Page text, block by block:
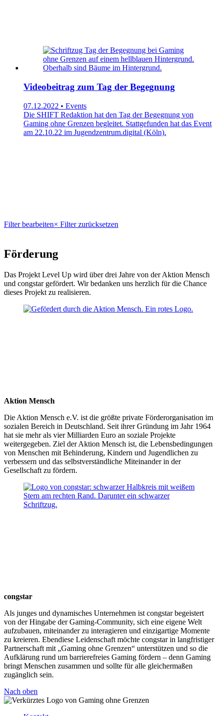
Videobeitrag zum Tag der Begegnung
07.12.2022 • Events
Die SHIFT Redaktion hat den Tag der Begegnung von
Gaming ohne Grenzen begleitet. Stattgefunden hat das Event
am 22.10.22 im Jugendzentrum.digital (Köln).
Filter bearbeiten× Filter zurücksetzen
Förderung
Das Projekt Level Up wird über drei Jahre von der Aktion Mensch
und congstar gefördert. Wir bedanken uns herzlich für die Chance
dieses Projekt zu realisieren.
Aktion Mensch
Die Aktion Mensch e.V. ist die größte private Förderorganisation im
sozialen Bereich in Deutschland. Seit ihrer Gründung im Jahr 1964
hat sie mehr als vier Milliarden Euro an soziale Projekte
weitergegeben. Ziel der Aktion Mensch ist, die Lebensbedingungen
von Menschen mit Behinderung, Kindern und Jugendlichen zu
verbessern und das selbstverständliche Miteinander in der
Gesellschaft zu fördern.
congstar
Als junges und dynamisches Unternehmen ist congstar begeistert
von der Hingabe der Gaming-Community, sich eine eigene Welt
aufzubauen, miteinander zu interagieren und einzigartige Momente
zu kreieren. Ebendiese Leidenschaft möchte congstar in langfristiger
Partnerschaft mit „Gaming ohne Grenzen“ unterstützen und so die
Aufklärung rund um barrierefreies Gaming fördern – denn Gaming
bringt Menschen zusammen und sollte für alle gleichermaßen
zugänglich sein.
Nach oben